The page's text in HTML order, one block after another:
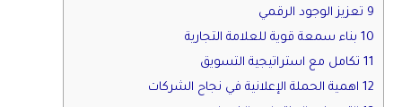
9 تعزيز الوجود الرقمي
10 بناء سمعة قوية للعلامة التجارية
11 تكامل مع استراتيجية التسويق
12 اهمية الحملة الإعلانية في نجاح الشركات